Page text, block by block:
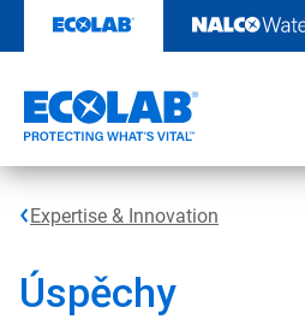
content
Expertise & Innovation
Úspěchy